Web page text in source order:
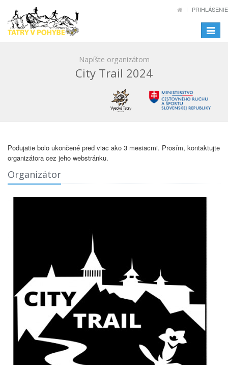
PRIHLÁSENIE
Toggle
Napíšte organizátom
City Trail 2024
Podujatie bolo ukončené pred viac ako 3 mesiacmi. Prosím, kontaktujte
organizátora cez jeho webstránku.
Organizátor